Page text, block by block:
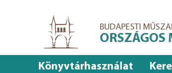
BUDAPESTI
ORSZÁGOS
Könyvtárhasználat